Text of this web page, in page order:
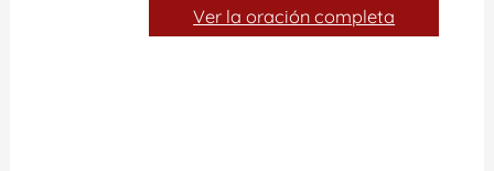
Ver la oración completa